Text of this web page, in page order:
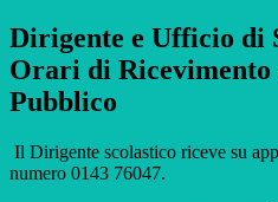
Dirigente e Ufficio di
Orari di
Pubblico
Il Dirigente scolastico riceve su
numero 0143 76047.